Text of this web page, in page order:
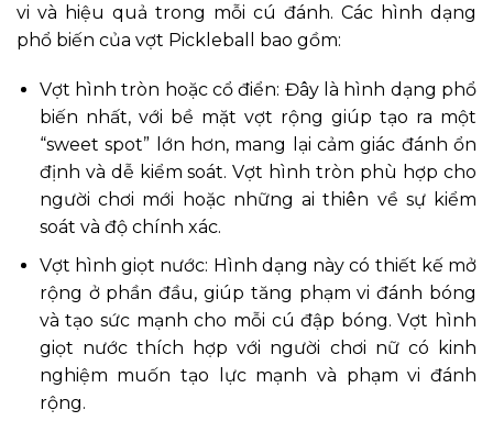
vi và hiệu quả trong mỗi cú đánh. Các hình dạng
phổ biến của vợt Pickleball bao gồm:
Vợt hình tròn hoặc cổ điển: Đây là hình dạng phổ
biến nhất, với bề mặt vợt rộng giúp tạo ra một
“sweet spot” lớn hơn, mang lại cảm giác đánh ổn
định và dễ kiểm soát. Vợt hình tròn phù hợp cho
người chơi mới hoặc những ai thiên về sự kiểm
soát và độ chính xác.
Vợt hình giọt nước: Hình dạng này có thiết kế mở
rộng ở phần đầu, giúp tăng phạm vi đánh bóng
và tạo sức mạnh cho mỗi cú đập bóng. Vợt hình
giọt nước thích hợp với người chơi nữ có kinh
nghiệm muốn tạo lực mạnh và phạm vi đánh
rộng.